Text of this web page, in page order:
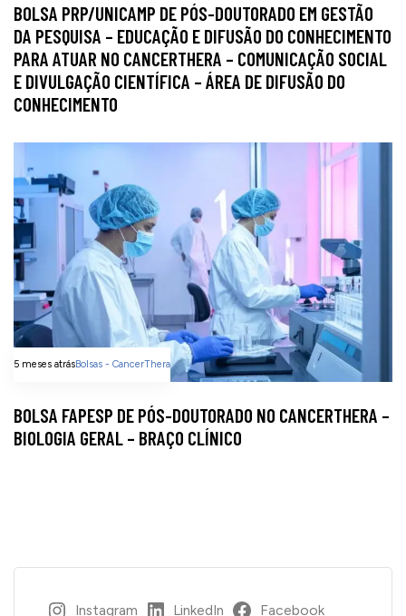
BOLSA PRP/UNICAMP DE PÓS-DOUTORADO EM GESTÃO
DA PESQUISA – EDUCAÇÃO E DIFUSÃO DO CONHECIMENTO
PARA ATUAR NO CANCERTHERA – COMUNICAÇÃO SOCIAL
E DIVULGAÇÃO CIENTÍFICA – ÁREA DE DIFUSÃO DO
CONHECIMENTO
5 meses atrásBolsas - CancerThera
BOLSA FAPESP DE PÓS-DOUTORADO NO CANCERTHERA –
BIOLOGIA GERAL – BRAÇO CLÍNICO
Instagram LinkedIn Facebook